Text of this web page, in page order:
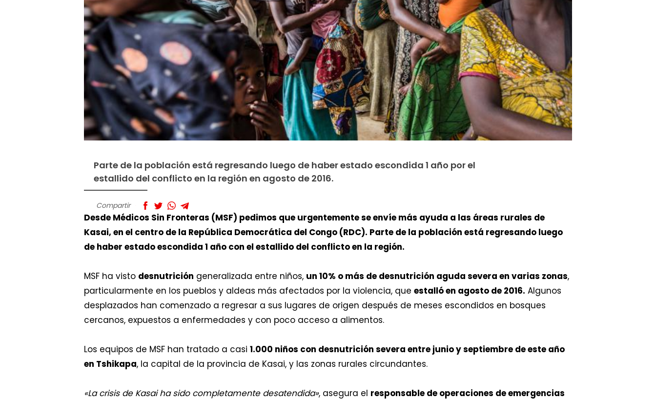
Parte de la población está regresando luego de haber estado escondida 1 año por el
estallido del conflicto en la región en agosto de 2016.
Compartir
Desde Médicos Sin Fronteras (MSF) pedimos que urgentemente se envíe más ayuda a las áreas rurales de
Kasai, en el centro de la República Democrática del Congo (RDC). Parte de la población está regresando luego
de haber estado escondida 1 año con el estallido del conflicto en la región.
MSF ha visto desnutrición generalizada entre niños, un 10% o más de desnutrición aguda severa en varias zonas,
particularmente en los pueblos y aldeas más afectados por la violencia, que estalló en agosto de 2016. Algunos
desplazados han comenzado a regresar a sus lugares de origen después de meses escondidos en bosques
cercanos, expuestos a enfermedades y con poco acceso a alimentos.
Los equipos de MSF han tratado a casi 1.000 niños con desnutrición severa entre junio y septiembre de este año
en Tshikapa, la capital de la provincia de Kasai, y las zonas rurales circundantes.
«La crisis de Kasai ha sido completamente desatendida», asegura el responsable de operaciones de emergencias